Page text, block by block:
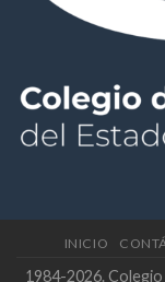
INICIO
1984-2026.